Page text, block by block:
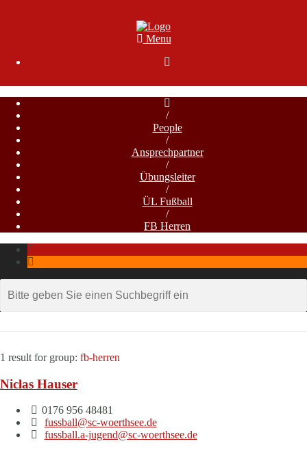
Menu

/
People
/
Ansprechpartner
/
Übungsleiter
/
ÜL Fußball
/
FB Herren
1 result for group: fb-herren
Niclas Hauser
0176 956 48481
fussball@sc-woerthsee.de
fussball.a-jugend@sc-woerthsee.de